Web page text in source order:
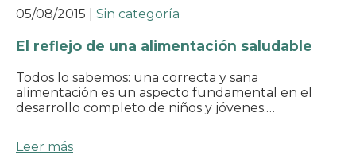
05/08/2015 Sin categoría
El reflejo de una alimentación saludable
Todos lo sabemos: una correcta y sana
alimentación es un aspecto fundamental en el
desarrollo completo de niños y jóvenes.…
Leer más